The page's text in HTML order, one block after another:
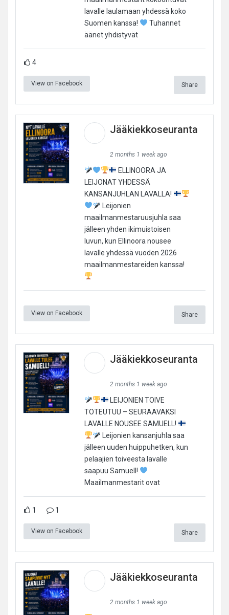
lavalle laulamaan yhdessä koko
Suomen kanssa!
Tuhannet
äänet yhdistyvät
4
View on Facebook Share
Jääkiekkoseuranta
2 months 1 week ago
ELLINOORA JA
LEIJONAT YHDESSÄ
KANSANJUHLAN LAVALLA!
Leijonien
maailmanmestaruusjuhla saa
jälleen yhden ikimuistoisen
luvun, kun Ellinoora nousee
lavalle yhdessä vuoden 2026
maailmanmestareiden kanssa!
View on Facebook Share
Jääkiekkoseuranta
2 months 1 week ago
LEIJONIEN TOIVE
TOTEUTUU – SEURAAVAKSI
LAVALLE NOUSEE SAMUELL!
Leijonien kansanjuhla saa
jälleen uuden huippuhetken, kun
pelaajien toiveesta lavalle
saapuu Samuell!
Maailmanmestarit ovat
1 1
View on Facebook Share
Jääkiekkoseuranta
2 months 1 week ago